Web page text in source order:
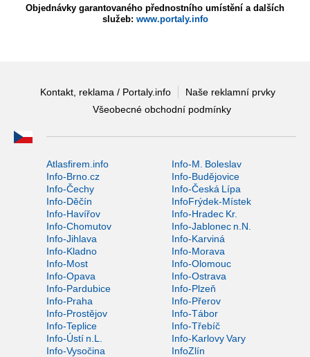
Objednávky garantovaného přednostního umístění a dalších
služeb: www.portaly.info
Kontakt, reklama / Portaly.info
Naše reklamní prvky
Všeobecné obchodní podmínky
Atlasfirem.info
Info-M. Boleslav
Info-Brno.cz
Info-Budějovice
Info-Čechy
Info-Česká Lípa
Info-Děčín
InfoFrýdek-Místek
Info-Havířov
Info-Hradec Kr.
Info-Chomutov
Info-Jablonec n.N.
Info-Jihlava
Info-Karviná
Info-Kladno
Info-Morava
Info-Most
Info-Olomouc
Info-Opava
Info-Ostrava
Info-Pardubice
Info-Plzeň
Info-Praha
Info-Přerov
Info-Prostějov
Info-Tábor
Info-Teplice
Info-Třebíč
Info-Ústí n.L.
Info-Karlovy Vary
Info-Vysočina
InfoZlín